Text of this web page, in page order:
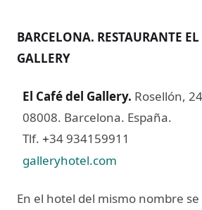
BARCELONA. RESTAURANTE EL
GALLERY
El Café del Gallery. Rosellón,
08008. Barcelona. España.
Tlf. +34 934159911
galleryhotel.com
En el hotel del mismo nombre